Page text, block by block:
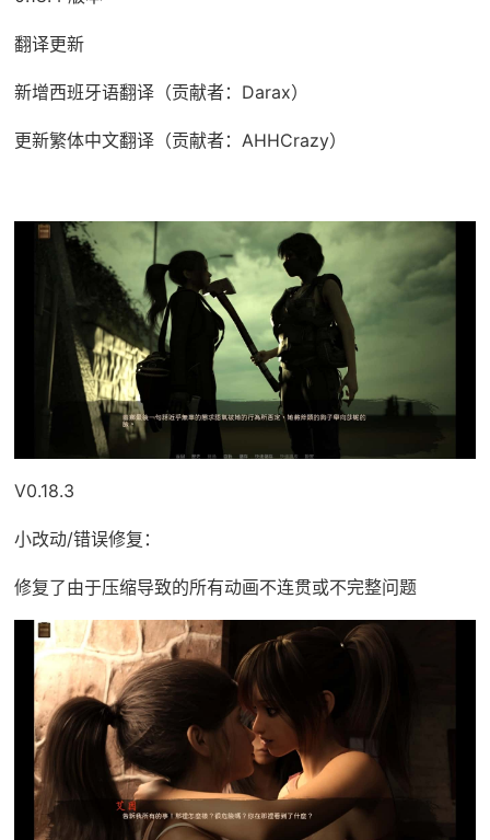
翻译更新
新增西班牙语翻译（贡献者：Darax）
更新繁体中文翻译（贡献者：AHHCrazy）
V0.18.3
小改动/错误修复：
修复了由于压缩导致的所有动画不连贯或不完整问题